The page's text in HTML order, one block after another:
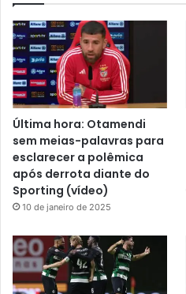
Última hora: Otamendi
sem meias-palavras para
esclarecer a polêmica
após derrota diante do
Sporting (vídeo)
10 de janeiro de 2025